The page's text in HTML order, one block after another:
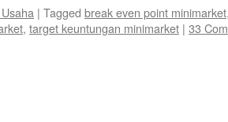
| Tagged break even point minimarket
, target keuntungan minimarket | 33